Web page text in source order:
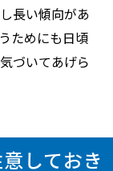
長い傾向があ
ためにも日頃
づいてあげら
しておき